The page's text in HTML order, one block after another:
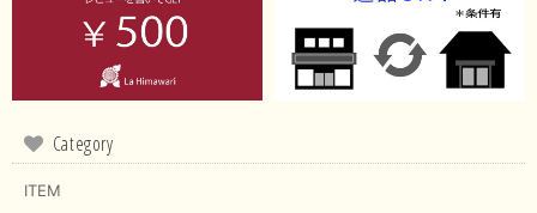
Category
ITEM